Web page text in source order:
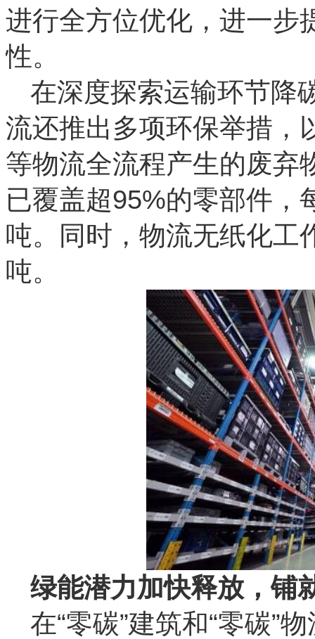
进行全方位优化，进一步
性。
在深度探索运输环节降
流还推出多项环保举措，
等物流全流程产生的废弃
已覆盖超95%的零部件，
吨。同时，物流无纸化工
吨。
绿能潜力加快释放，铺
在“零碳”建筑和“零碳”